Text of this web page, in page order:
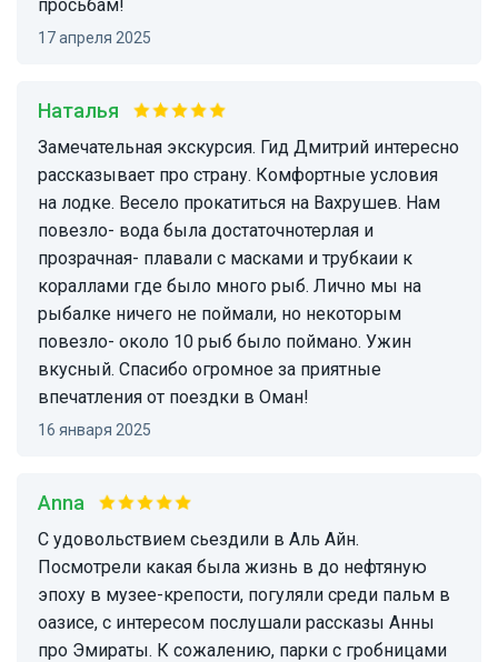
просьбам!
17 апреля 2025
Наталья
Замечательная экскурсия. Гид Дмитрий интересно
рассказывает про страну. Комфортные условия
на лодке. Весело прокатиться на Вахрушев. Нам
повезло- вода была достаточнотерлая и
прозрачная- плавали с масками и трубкаии к
кораллами где было много рыб. Лично мы на
рыбалке ничего не поймали, но некоторым
повезло- около 10 рыб было поймано. Ужин
вкусный. Спасибо огромное за приятные
впечатления от поездки в Оман!
16 января 2025
Anna
С удовольствием сьездили в Аль Айн.
Посмотрели какая была жизнь в до нефтяную
эпоху в музее-крепости, погуляли среди пальм в
оазисе, с интересом послушали рассказы Анны
про Эмираты. К сожалению, парки с гробницами